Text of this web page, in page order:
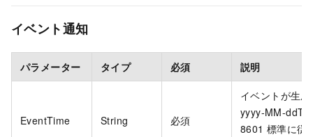
イベント通知
パラメーター タイプ 必須 説明
EventTime String 必須
イベントが生
yyyy-MM-
8601 標準に従